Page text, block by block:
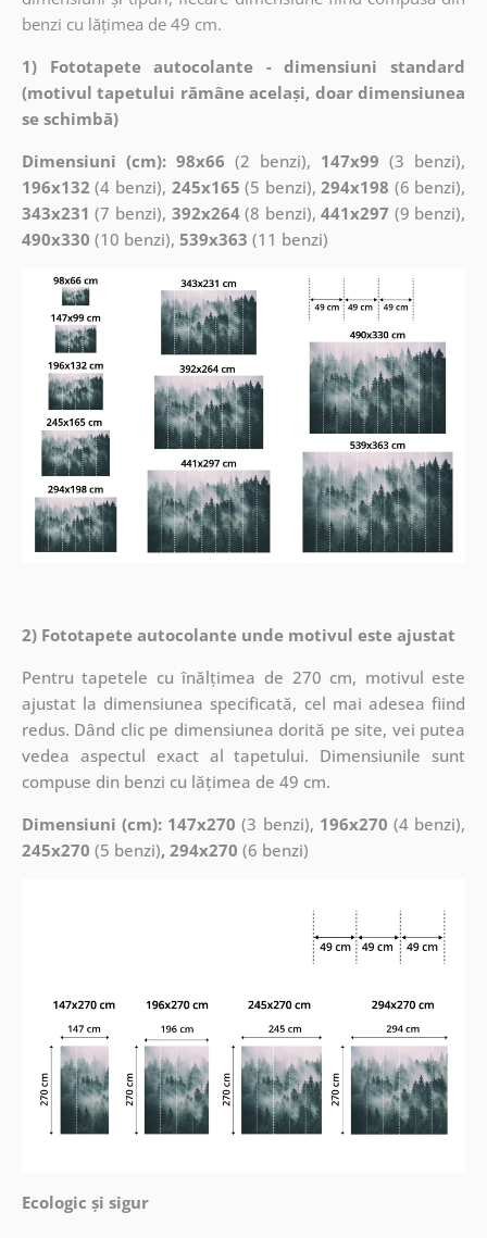
benzi cu lățimea de 49 cm.
1) Fototapete autocolante - dimensiuni standard
(motivul tapetului rămâne același, doar dimensiunea
se schimbă)
Dimensiuni (cm): 98x66 (2 benzi), 147x99 (3 benzi),
196x132 (4 benzi), 245x165 (5 benzi),294x198 (6 benzi),
343x231 (7 benzi), 392x264(8 benzi),441x297 (9 benzi),
490x330 (10 benzi), 539x363 (11 benzi)
2) Fototapete autocolante unde motivul este ajustat
Pentru tapetele cu înălțimea de 270 cm, motivul este
ajustat la dimensiunea specificată, cel mai adesea fiind
redus. Dând clic pe dimensiunea dorită pe site, vei putea
vedea aspectul exact al tapetului. Dimensiunile sunt
compuse din benzi cu lățimea de 49 cm.
Dimensiuni (cm): 147x270 (3 benzi), 196x270 (4 benzi),
245x270 (5 benzi), 294x270 (6 benzi)
Ecologic și sigur